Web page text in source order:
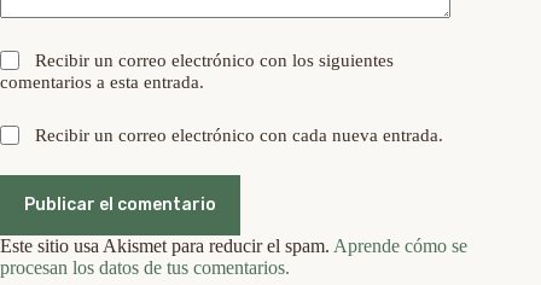
Recibir un correo electrónico con los siguientes
comentarios a esta entrada.
Recibir un correo electrónico con cada nueva entrada.
Publicar el comentario
Este sitio usa Akismet para reducir el spam. Aprende cómo se
procesan los datos de tus comentarios.